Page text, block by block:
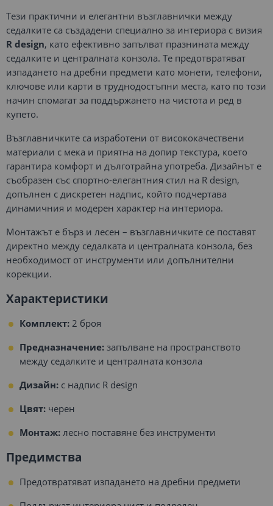
Тези практични и елегантни възглавнички между
седалките са създадени специално за интериора с визия
R design, като ефективно запълват празнината между
седалките и централната конзола. Те предотвратяват
изпадането на дребни предмети като монети, телефони,
ключове или карти в труднодостъпни места, като по този
начин спомагат за поддържането на чистота и ред в
купето.
Възглавничките са изработени от висококачествени
материали с мека и приятна на допир текстура, което
гарантира комфорт и дълготрайна употреба. Дизайнът е
съобразен със спортно-елегантния стил на R design,
допълнен с дискретен надпис, който подчертава
динамичния и модерен характер на интериора.
Монтажът е бърз и лесен – възглавничките се поставят
директно между седалката и централната конзола, без
необходимост от инструменти или допълнителни
корекции.
Характеристики
Комплект: 2 броя
Предназначение: запълване на пространството
между седалките и централната конзола
Дизайн: с надпис R design
Цвят: черен
Монтаж: лесно поставяне без инструменти
Предимства
Предотвратяват изпадането на дребни предмети